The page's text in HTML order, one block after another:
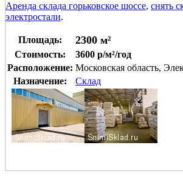
Аренда склада горьковское шоссе, снять
электростали.
Площадь: 2300 м²
Стоимость:
3600 р/м²/год
Расположение: Московская область,
Назначение:
Склад